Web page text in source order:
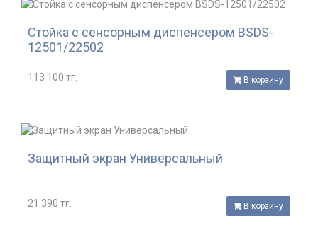
Стойка с сенсорным диспенсером BSDS-
12501/22502
В корзину
113 100 тг.
Защитный экран Универсальный
В корзину
21 390 тг.